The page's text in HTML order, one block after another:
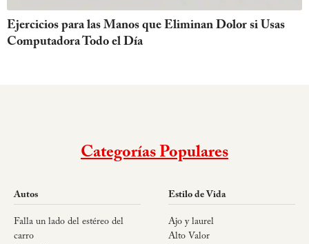
Ejercicios para las Manos que Eliminan Dolor si Usas
Computadora Todo el Día
Categorías Populares
Autos
Falla un lado del estéreo del
carro
Estilo de Vida
Ajo y laurel
Alto Valor